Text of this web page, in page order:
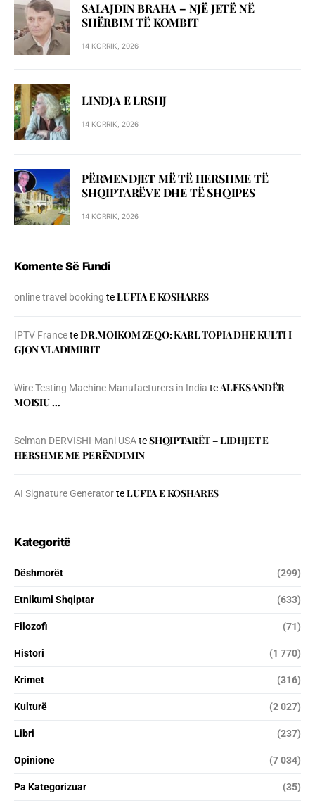
SALAJDIN BRAHA – NJЁ JETЁ NЁ
SHЁRBIM TЁ KOMBIT
14 KORRIK, 2026
LINDJA E LRSHJ
14 KORRIK, 2026
PËRMENDJET MË TË HERSHME TË
SHQIPTARËVE DHE TË SHQIPES
14 KORRIK, 2026
Komente Së Fundi
online travel booking teLUFTA E KOSHARES
IPTV FranceteDR.MOIKOM ZEQO: KARL TOPIA DHE KULTI I
GJON VLADIMIRIT
Wire Testing Machine Manufacturers in India teALEKSANDËR
MOISIU …
Selman DERVISHI-Mani USAteSHQIPTARËT – LIDHJET E
HERSHME ME PERËNDIMIN
AI Signature GeneratorteLUFTA E KOSHARES
Kategoritë
Dëshmorët (299)
Etnikumi Shqiptar (633)
Filozofi (71)
Histori (1 770)
Krimet (316)
Kulturë (2 027)
Libri (237)
Opinione (7 034)
Pa Kategorizuar (35)